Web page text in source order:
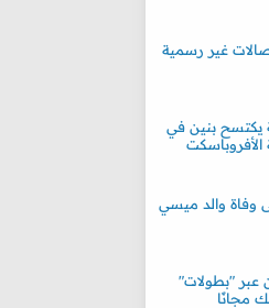
غير رسمية
يكتسح بنين في
الأفروباسكت
وفاة والد ميسي
عبر "بطولات"
مجانًا